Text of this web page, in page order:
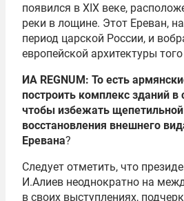
появился в XIX веке,
реки в лощине. Этот Ереван,
период царской России, и
европейской архитектуры
ИА REGNUM: То есть
построить комплекс зданий в
чтобы избежать
восстановления внешнего
Еревана?
Следует отметить, что
И.Алиев неоднократно на
в своих выступлениях,